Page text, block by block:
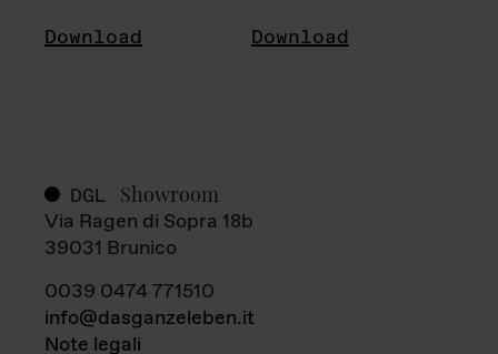
Download Download
DGL Showroom
Via Ragen di Sopra 18b
39031 Brunico
0039 0474 771510
info@dasganzeleben.it
Note legali